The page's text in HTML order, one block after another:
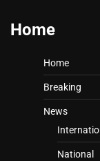
Home
Home
Breaking
News
National